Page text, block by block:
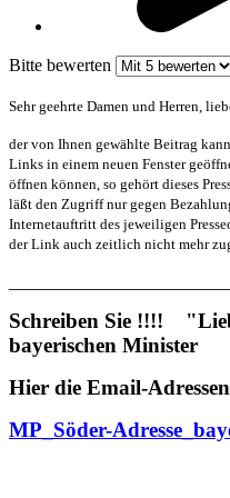
Bitte bewerten
Sehr geehrte Damen und Herren,
der von Ihnen gewählte Beitrag
Links in einem neuen Fenster
öffnen können, so gehört dieses
läßt den Zugriff nur gegen
Internetauftritt des jeweiligen
der Link auch zeitlich nicht mehr
Schreiben Sie !!!!
bayerischen Minister
Hier die Email-
MP_Söder-